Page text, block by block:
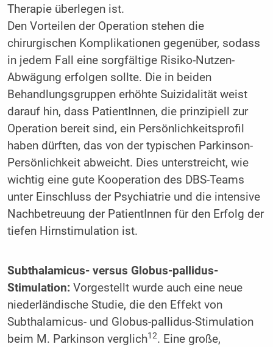
Therapie überlegen ist.
Den Vorteilen der Operation stehen die
chirurgischen Komplikationen gegenüber, sodass
in jedem Fall eine sorgfältige Risiko-Nutzen-
Abwägung erfolgen sollte. Die in beiden
Behandlungsgruppen erhöhte Suizidalität weist
darauf hin, dass PatientInnen, die prinzipiell zur
Operation bereit sind, ein Persönlichkeitsprofil
haben dürften, das von der typischen Parkinson-
Persönlichkeit abweicht. Dies unterstreicht, wie
wichtig eine gute Kooperation des DBS-Teams
unter Einschluss der Psychiatrie und die intensive
Nachbetreuung der PatientInnen für den Erfolg der
tiefen Hirnstimulation ist.
Subthalamicus- versus Globus-pallidus-
Stimulation:Vorgestellt wurde auch eine neue
niederländische Studie, die den Effekt von
Subthalamicus- und Globus-pallidus-Stimulation
beim M. Parkinson verglich12. Eine große,